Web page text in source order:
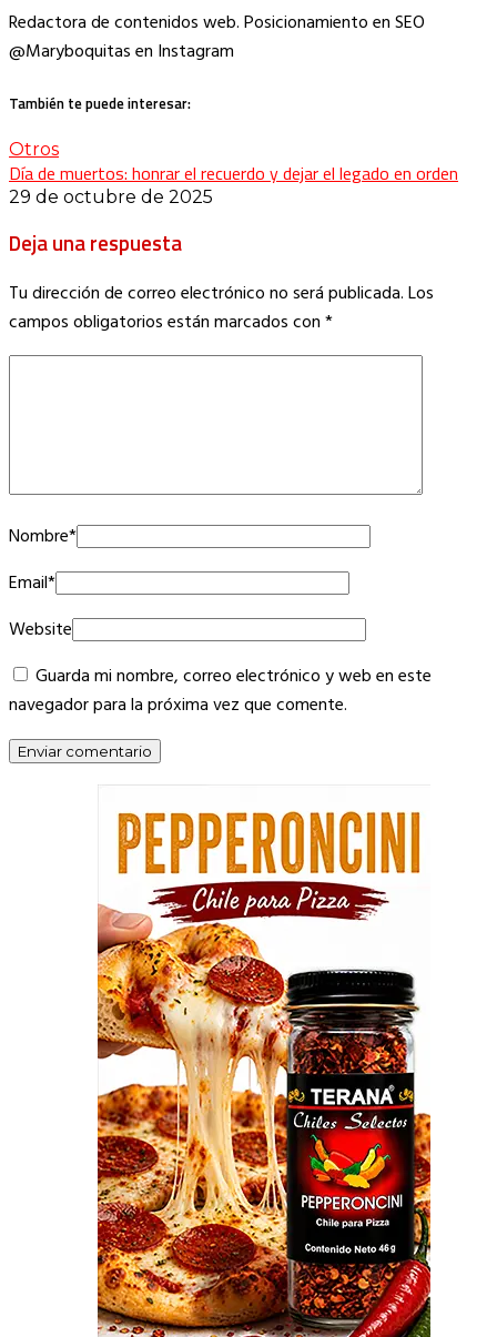
Redactora de contenidos web. Posicionamiento en SEO
@Maryboquitas en Instagram
También te puede interesar:
Otros
Día de muertos: honrar el recuerdo y dejar el legado en orden
29 de octubre de 2025
Deja una respuesta
Tu dirección de correo electrónico no será publicada.Los
campos obligatorios están marcados con*
Nombre*
Email*
Website
Guarda mi nombre, correo electrónico y web en este
navegador para la próxima vez que comente.